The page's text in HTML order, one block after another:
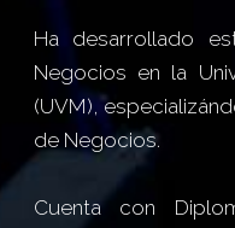
Ha desarrollado
Negocios en la
(UVM),
de Negocios.
Cuenta con